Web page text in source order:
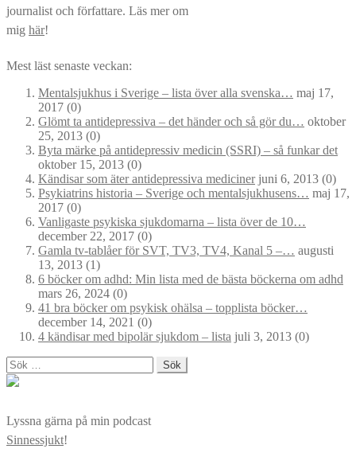
journalist och författare. Läs mer om
mig här!
Mest läst senaste veckan:
Mentalsjukhus i Sverige – lista över alla svenska… maj 17,
2017 (0)
Glömt ta antidepressiva – det händer och så gör du… oktober
25, 2013 (0)
Byta märke på antidepressiv medicin (SSRI) – så funkar det
oktober 15, 2013 (0)
Kändisar som äter antidepressiva medicinerjuni 6, 2013 (0)
Psykiatrins historia – Sverige och mentalsjukhusens… maj 17,
2017 (0)
Vanligaste psykiska sjukdomarna – lista över de 10…
december 22, 2017 (0)
Gamla tv-tablåer för SVT, TV3, TV4, Kanal 5 –… augusti
13, 2013 (1)
6 böcker om adhd: Min lista med de bästa böckerna om adhd
mars 26, 2024 (0)
41 bra böcker om psykisk ohälsa – topplista böcker…
december 14, 2021 (0)
4 kändisar med bipolär sjukdom – lista juli 3, 2013 (0)
Sök
efter:
Lyssna gärna på min podcast
Sinnessjukt!